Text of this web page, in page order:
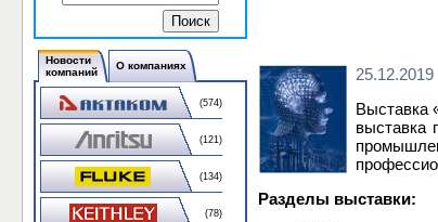
Новости
компаний
О компаниях
(574)
(121)
(134)
(78)
25.12.2019
Выставка
выставка
Разделы выставки: